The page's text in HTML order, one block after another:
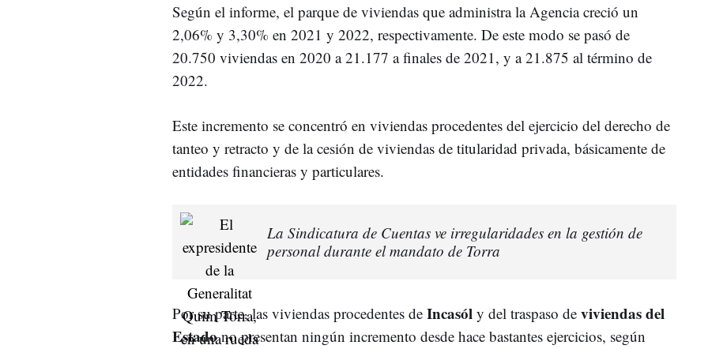
Según el informe, el parque de viviendas que administra la Agencia creció un
2,06% y 3,30% en 2021 y 2022, respectivamente. De este modo se pasó de
20.750 viviendas en 2020 a 21.177 a finales de 2021, y a 21.875 al término de
2022.
Este incremento se concentró en viviendas procedentes del ejercicio del derecho de
tanteo y retracto y de la cesión de viviendas de titularidad privada, básicamente de
entidades financieras y particulares.
La Sindicatura de Cuentas ve irregularidades en la gestión de
personal durante el mandato de Torra
Por su parte, las viviendas procedentes de Incasól y del traspaso de viviendas del
Estadono presentan ningún incremento desde hace bastantes ejercicios, según